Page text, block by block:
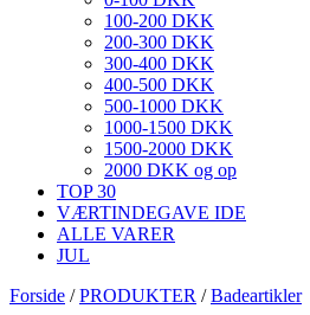
100-200 DKK
200-300 DKK
300-400 DKK
400-500 DKK
500-1000 DKK
1000-1500 DKK
1500-2000 DKK
2000 DKK og op
TOP 30
VÆRTINDEGAVE IDE
ALLE VARER
JUL
Forside /PRODUKTER /Badeartikler